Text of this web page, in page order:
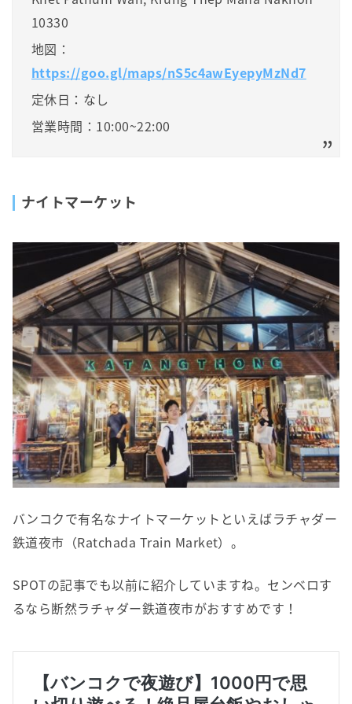
10330
地図：
https://goo.gl/maps/nS5c4awEyepyMzNd7
定休日：なし
営業時間：10:00~22:00
ナイトマーケット
バンコクで有名なナイトマーケットといえばラチャダー
鉄道夜市（Ratchada Train Market）。
SPOTの記事でも以前に紹介していますね。センベロす
るなら断然ラチャダー鉄道夜市がおすすめです！